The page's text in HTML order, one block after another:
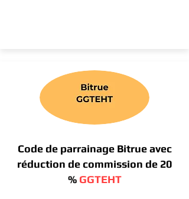
Code de parrainage Bitrue avec
réduction de commission de 20
% GGTEHT